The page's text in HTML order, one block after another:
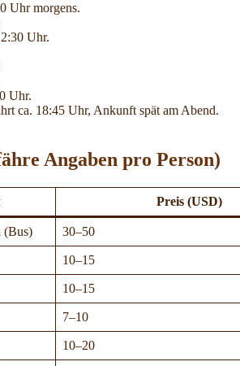
Uhr morgens.
Uhr.
Uhr.
ca. 18:45 Uhr, Ankunft spät am Abend.
Angaben pro Person)
Preis (USD)
(Bus) 30–50
10–15
10–15
7–10
10–20